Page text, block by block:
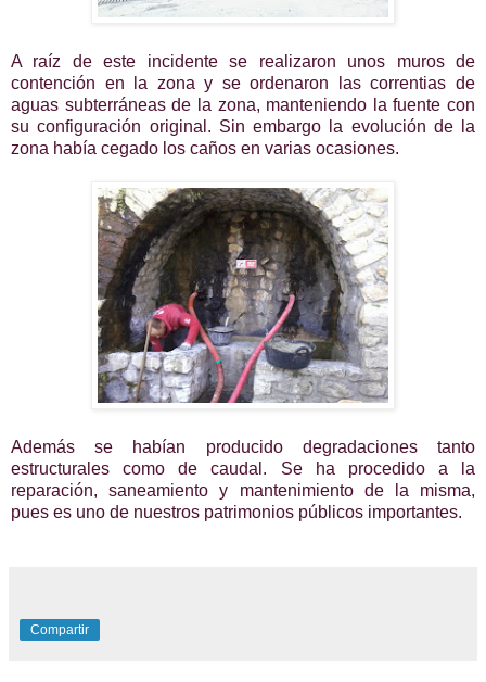
A raíz de este incidente se realizaron unos muros de
contención en la zona y se ordenaron las correntias de
aguas subterráneas de la zona, manteniendo la fuente con
su configuración original. Sin embargo la evolución de la
zona había cegado los caños en varias ocasiones.
Además se habían producido degradaciones tanto
estructurales como de caudal. Se ha procedido a la
reparación, saneamiento y mantenimiento de la misma,
pues es uno de nuestros patrimonios públicos importantes.
Compartir